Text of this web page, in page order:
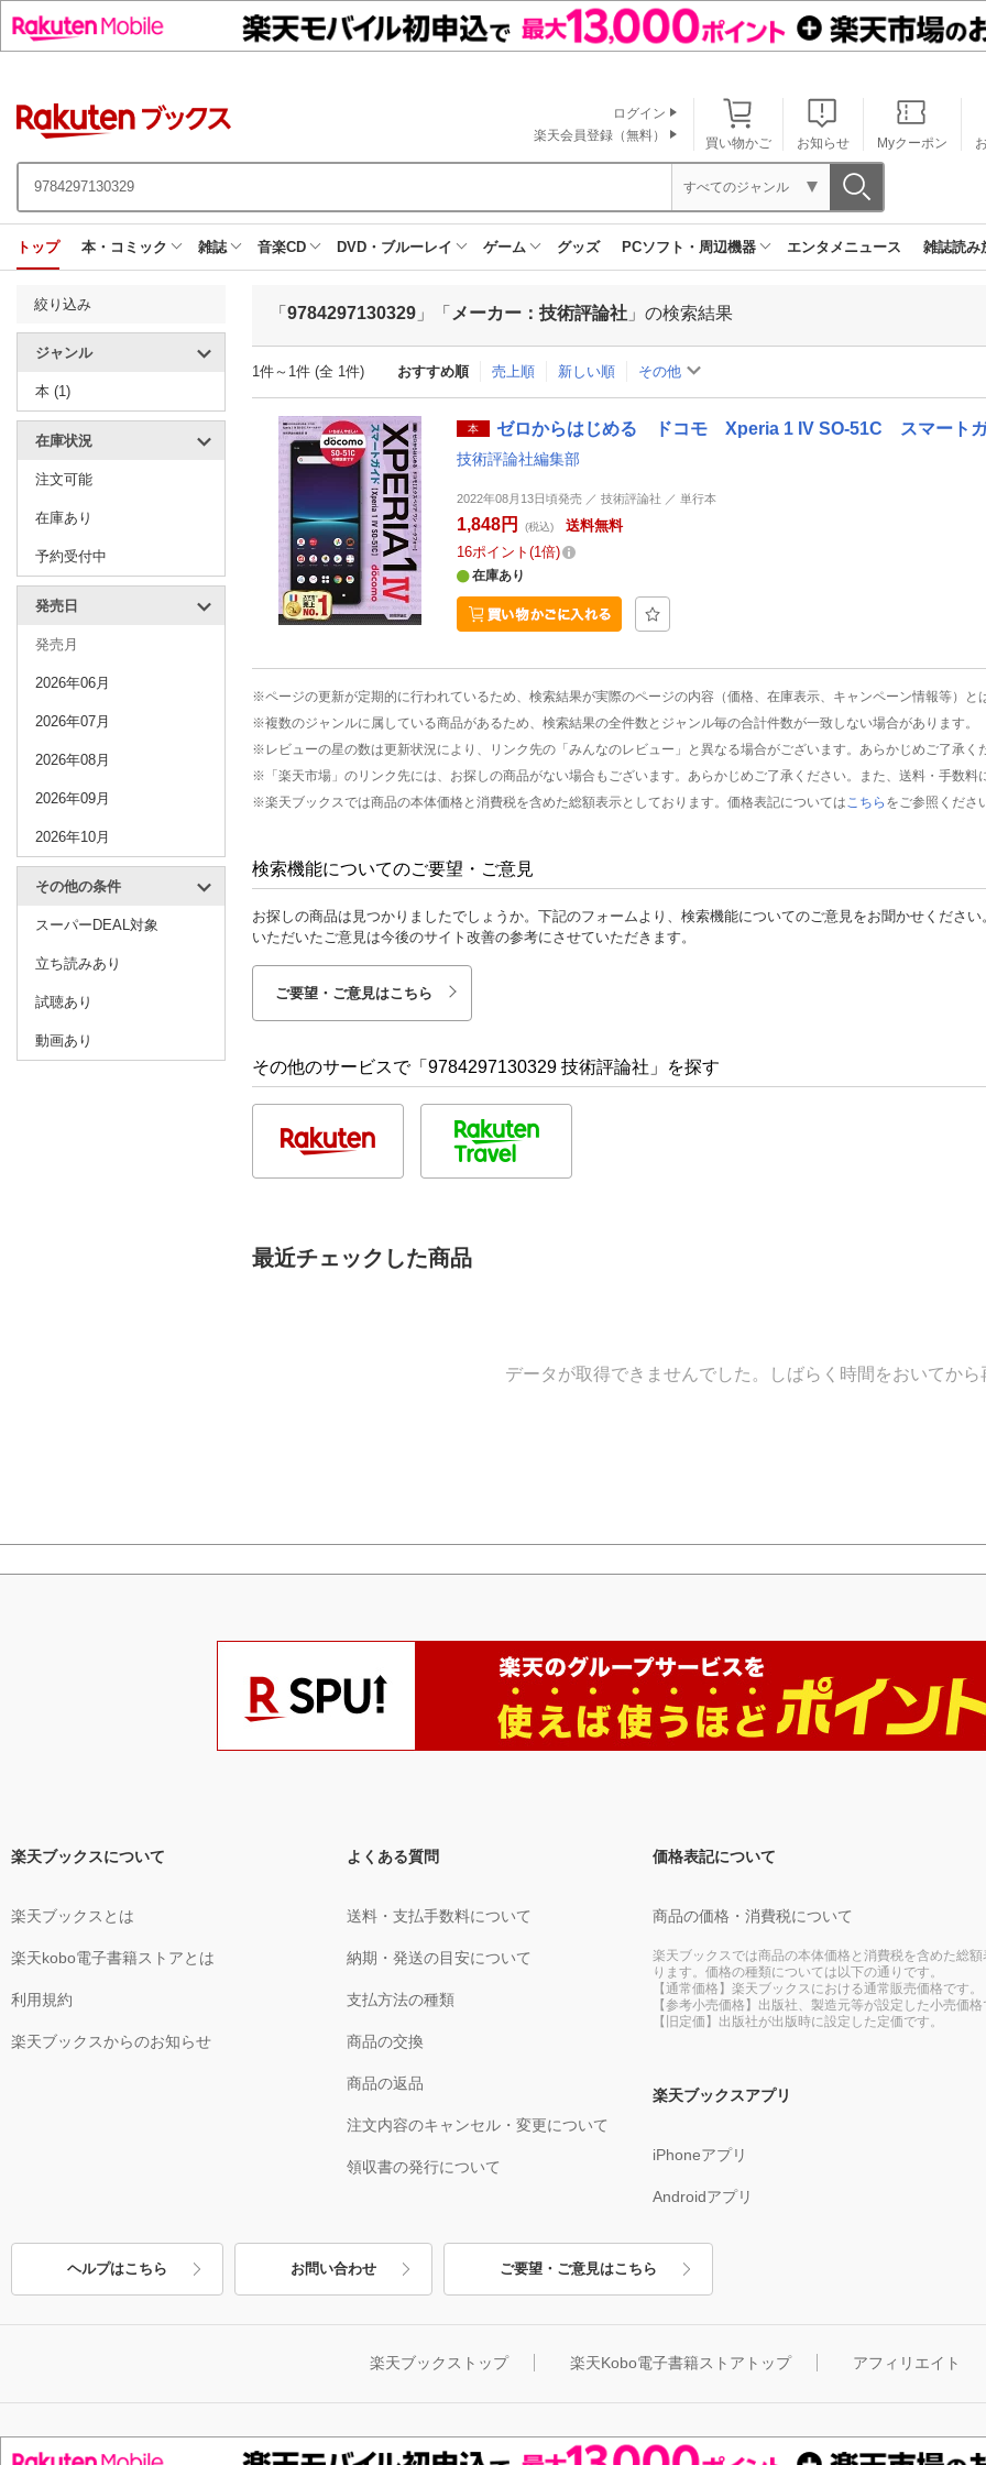
買い物かご お知らせ Myクーポン
ログイン
楽天会員登録（無料）
すべてのジャンル
トップ 本・コミック 雑誌 音楽CD DVD・ブルーレイ ゲーム グッズ PCソフト・周辺機器 エンタメニュース 雑誌読み
絞り込み
ジャンル
本 (1)
在庫状況
注文可能
在庫あり
予約受付中
発売日
発売月
2026年06月
2026年07月
2026年08月
2026年09月
2026年10月
その他の条件
スーパーDEAL対象
立ち読みあり
試聴あり
動画あり
「 9784297130329 」「 メーカー：技術評論社 」の検索結果
1件～1件 (全 1件) おすすめ順 売上順 新しい順 その他
本 ゼロからはじめる ドコモ Xperia 1 IV SO-51C スマート
技術評論社編集部
2022年08月13日頃発売 ／ 技術評論社 ／ 単行本
1,848円 (税込)
送料無料
16ポイント 1倍
在庫あり
※ページの更新が定期的に行われているため、検索結果が実際のページの内容（価格、在庫表示、キャンペーン情報等）と
※複数のジャンルに属している商品があるため、検索結果の全件数とジャンル毎の合計件数が一致しない場合があります。
※レビューの星の数は更新状況により、リンク先の「みんなのレビュー」と異なる場合がございます。あらかじめご了承く
※「楽天市場」のリンク先には、お探しの商品がない場合もございます。あらかじめご了承ください。また、送料・手数料
※楽天ブックスでは商品の本体価格と消費税を含めた総額表示としております。価格表記については こちら をご参照くださ
検索機能についてのご要望・ご意見
お探しの商品は見つかりましたでしょうか。下記のフォームより、検索機能についてのご意見をお聞かせください
いただいたご意見は今後のサイト改善の参考にさせていただきます。
ご要望・ご意見はこちら
その他のサービスで「9784297130329 技術評論社」を探す
最近チェックした商品
データが取得できませんでした。しばらく時間をおいてから
楽天ブックスについて
楽天ブックスとは
楽天kobo電子書籍ストアとは
利用規約
楽天ブックスからのお知らせ
よくある質問
送料・支払手数料について
納期・発送の目安について
支払方法の種類
商品の交換
商品の返品
注文内容のキャンセル・変更について
領収書の発行について
価格表記について
商品の価格・消費税について
楽天ブックスでは商品の本体価格と消費税を含めた総額
ります。価格の種類については以下の通りです。
【通常価格】楽天ブックスにおける通常販売価格です。
【参考小売価格】出版社、製造元等が設定した小売価格
【旧定価】出版社が出版時に設定した定価です。
楽天ブックスアプリ
iPhoneアプリ
Androidアプリ
ヘルプはこちら お問い合わせ ご要望・ご意見はこちら
楽天ブックストップ 楽天Kobo電子書籍ストアトップ アフィリエイト